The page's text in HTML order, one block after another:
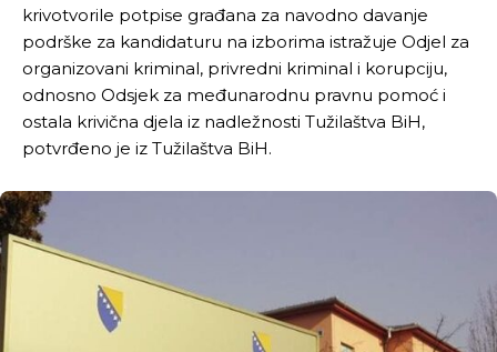
krivotvorile potpise građana za navodno davanje
podrške za kandidaturu na izborima istražuje Odjel za
organizovani kriminal, privredni kriminal i korupciju,
odnosno Odsjek za međunarodnu pravnu pomoć i
ostala krivična djela iz nadležnosti Tužilaštva BiH,
potvrđeno je iz Tužilaštva BiH.